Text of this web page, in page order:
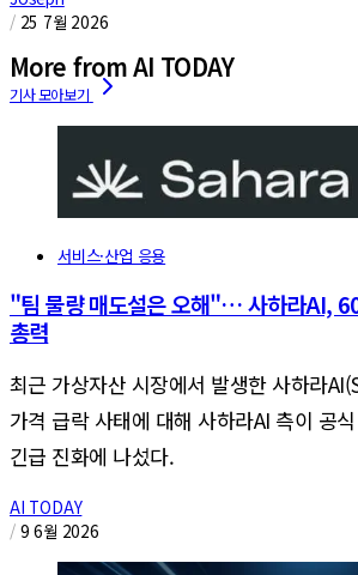
/ 25 7월 2026
More from AI TODAY
서비스·산업 응용
"팀 물량 매도설은 오해"… 사하라AI,
총력
최근 가상자산 시장에서 발생한 사하라
가격 급락 사태에 대해 사하라AI 측이 공
긴급 진화에 나섰다.
AI TODAY
/ 9 6월 2026